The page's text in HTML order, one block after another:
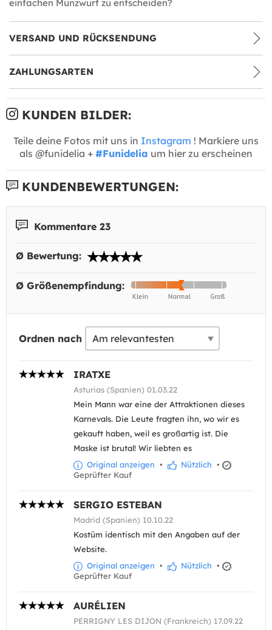
einfachen Münzwurf zu entscheiden?
VERSAND UND RÜCKSENDUNG
ZAHLUNGSARTEN
KUNDEN BILDER:
Teile deine Fotos mit uns in Instagram ! Markiere uns
als @funidelia + #Funidelia um hier zu erscheinen
KUNDENBEWERTUNGEN:
Kommentare 23
Ø Bewertung:
Ø Größenempfindung:
Ordnen nach
IRATXE
Asturias (Spanien) 01.03.22
Mein Mann war eine der Attraktionen dieses
Karnevals. Die Leute fragten ihn, wo wir es
gekauft haben, weil es großartig ist. Die
Maske ist brutal! Wir liebten es
Original anzeigen • Nützlich •
Geprüfter Kauf
SERGIO ESTEBAN
Madrid (Spanien) 10.10.22
Kostüm identisch mit den Angaben auf der
Website.
Original anzeigen • Nützlich •
Geprüfter Kauf
AURÉLIEN
PERRIGNY LES DIJON (Frankreich) 17.09.22